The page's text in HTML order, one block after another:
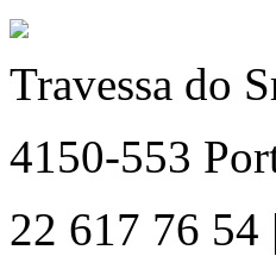
Travessa do
4150-553
22 617 76 54